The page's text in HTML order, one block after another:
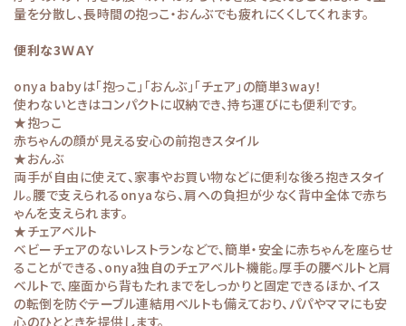
量を分散し、長時間の抱っこ・おんぶでも疲れにくくしてくれます。
便利な3ＷＡＹ
onya babyは「抱っこ」「おんぶ」「チェア」の簡単3way！
使わないときはコンパクトに収納でき、持ち運びにも便利です。
★抱っこ
赤ちゃんの顔が見える安心の前抱きスタイル
★おんぶ
両手が自由に使えて、家事やお買い物などに便利な後ろ抱きスタイ
ル。腰で支えられるonyaなら、肩への負担が少なく背中全体で赤ち
ゃんを支えられます。
★チェアベルト
ベビーチェアのないレストランなどで、簡単・安全に赤ちゃんを座らせ
ることができる、onya独自のチェアベルト機能。厚手の腰ベルトと肩
ベルトで、座面から背もたれまでをしっかりと固定できるほか、イス
の転倒を防ぐテーブル連結用ベルトも備えており、パパやママにも安
心のひとときを提供します。